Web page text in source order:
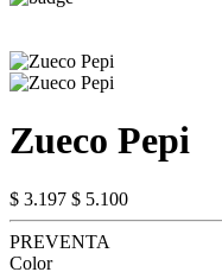
Zueco Pepi
$ 3.197 $ 5.100
PREVENTA
Color